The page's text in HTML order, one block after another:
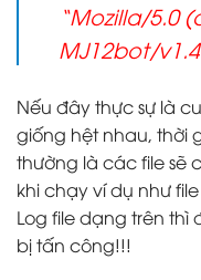
“Mozilla/5.0
MJ12bot/
Nếu đây thực sự là
giống hệt nhau, thời
thường là các file sẽ
khi chạy ví dụ như
Log file dạng trên thì
bị tấn công!!!